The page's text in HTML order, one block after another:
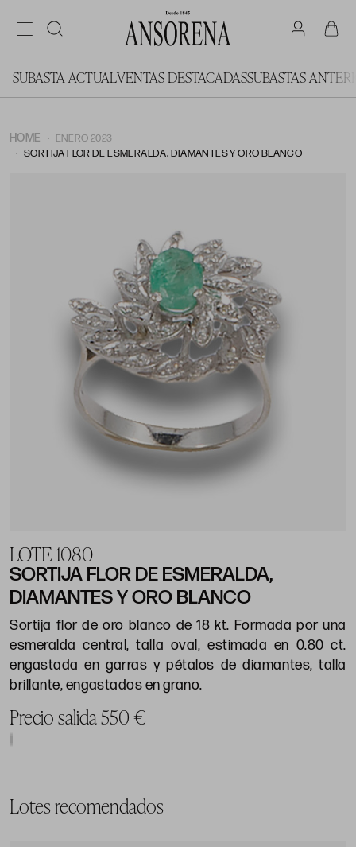
SUBASTA ACTUALVENTAS DESTACADASSUBASTAS
HOME
ENERO 2023
SORTIJA FLOR DE ESMERALDA, DIAMANTES Y ORO BLANCO
LOTE 1080
SORTIJA FLOR DE ESMERALDA,
DIAMANTES Y ORO BLANCO
Sortija flor de oro blanco de 18 kt. Formada por una
esmeralda central, talla oval, estimada en 0.80 ct.
engastada en garras y pétalos de diamantes, talla
brillante, engastados en grano.
Precio salida 550 €
Lotes recomendados